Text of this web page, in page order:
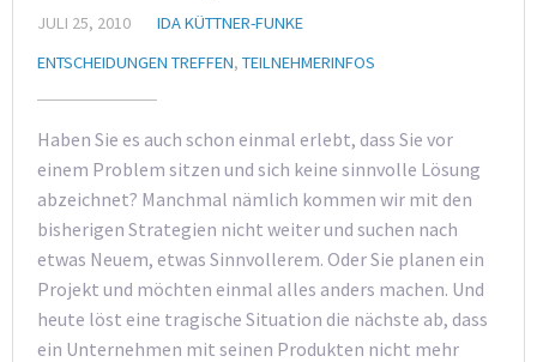
JULI 25, 2010
IDA KÜTTNER-FUNKE
ENTSCHEIDUNGEN TREFFEN, TEILNEHMERINFOS
Haben Sie es auch schon einmal erlebt, dass Sie vor
einem Problem sitzen und sich keine sinnvolle Lösung
abzeichnet? Manchmal nämlich kommen wir mit den
bisherigen Strategien nicht weiter und suchen nach
etwas Neuem, etwas Sinnvollerem. Oder Sie planen ein
Projekt und möchten einmal alles anders machen. Und
heute löst eine tragische Situation die nächste ab, dass
ein Unternehmen mit seinen Produkten nicht mehr